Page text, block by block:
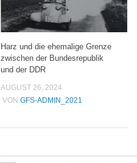
Harz und die ehemalige Grenze
zwischen der Bundesrepublik
und der DDR
AUGUST 26, 2024
VON GFS-ADMIN_2021